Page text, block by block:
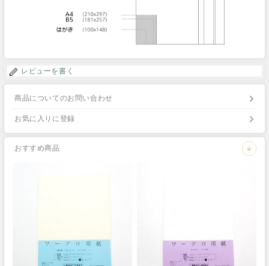
レビューを書く
商品についてのお問い合わせ
お気に入りに登録
おすすめ商品